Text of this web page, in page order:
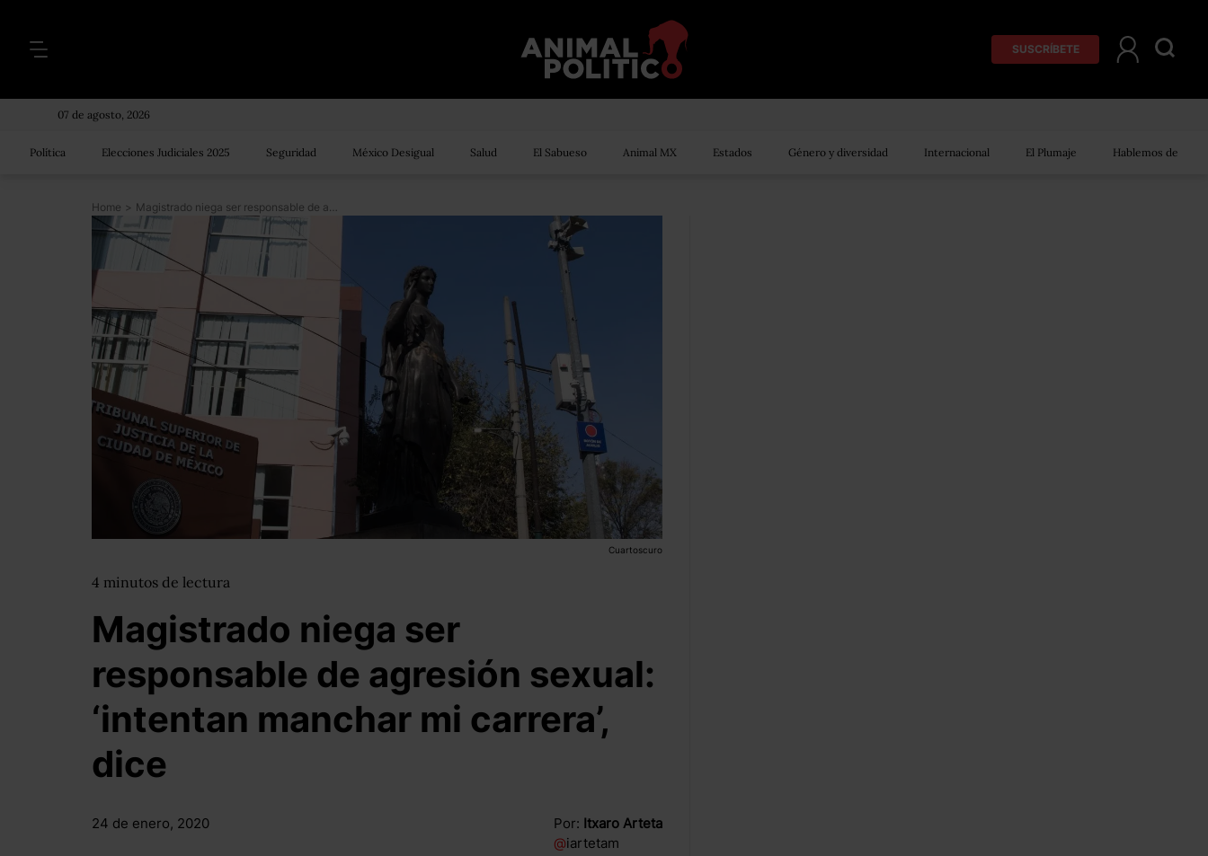
SUSCRÍBETE
07 de agosto, 2026
Política Elecciones Judiciales 2025 Seguridad México Desigual Salud El Sabueso Animal MX Estados Género y diversidad Internacional El Plumaje Hablemos de
Home > Magistrado niega ser responsable de agresión sexual: ‘intentan manchar mi carrera’, dice
Cuartoscuro
4 minutos de lectura
Magistrado niega ser
responsable de agresión sexual:
‘intentan manchar mi carrera’,
dice
24 de enero, 2020 Por: Itxaro Arteta
@iartetam